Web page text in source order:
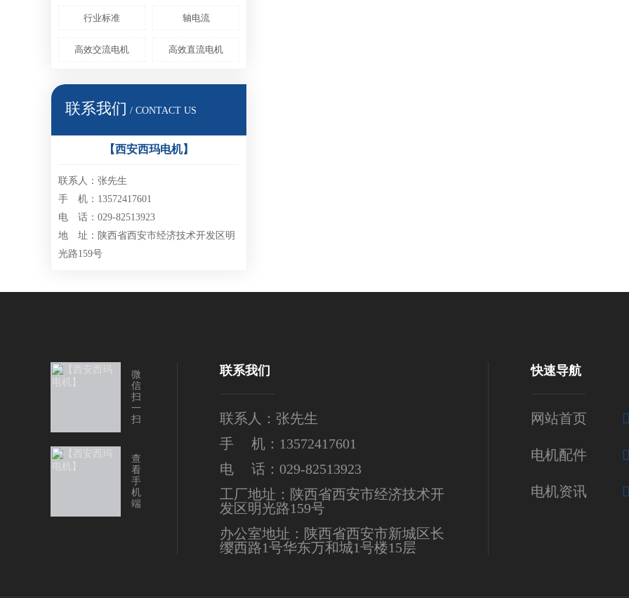
行业标准 轴电流
高效交流电机 高效直流电机
联系我们 / CONTACT US
【西安西玛电机】
联系人：张先生
手 机：13572417601
电 话：029-82513923
地 址：陕西省西安市经济技术开发区明
光路159号
微
信
扫
一
扫
查
看
手
机
端
联系我们
联系人：张先生
手 机：13572417601
电 话：029-82513923
工厂地址：陕西省西安市经济技术开
发区明光路159号
办公室地址：陕西省西安市新城区长
缨西路1号华东万和城1号楼15层
快速导航
网站首页
电机配件
电机资讯